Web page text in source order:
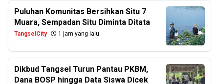
Puluhan Komunitas Bersihkan Situ 7
Muara, Sempadan Situ Diminta Ditata
TangselCity 1 jam yang lalu
Dikbud Tangsel Turun Pantau PKBM,
Dana BOSP hingga Data Siswa Dicek